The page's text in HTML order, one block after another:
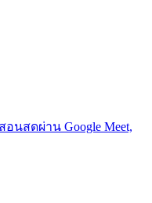
นสดผ่าน Google Meet,